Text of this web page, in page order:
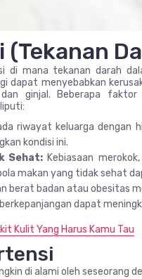
di mana tekanan darah
dapat menyebabkan
ginjal. Beberapa
riwayat keluarga dengan
kondisi ini.
Sehat:Kebiasaan
makan yang tidak sehat
berat badan atau obesitas
dapat
Kulit Yang Harus Kamu Tau
di alami oleh seseorang